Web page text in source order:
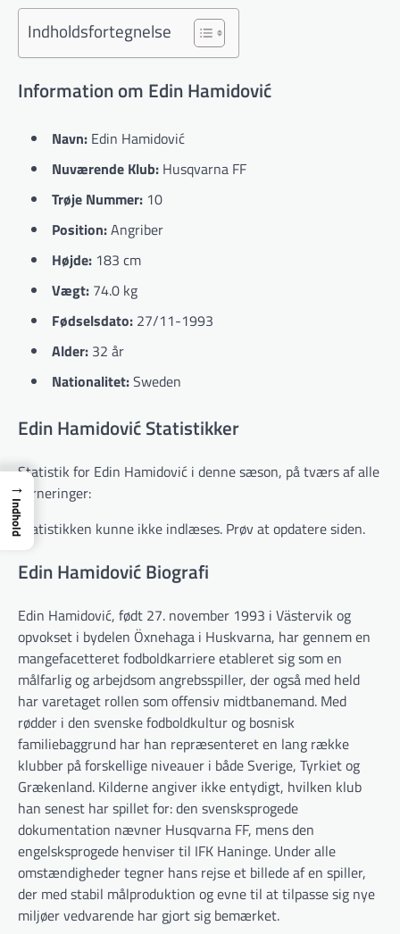
Indholdsfortegnelse
Information om Edin Hamidović
Navn: Edin Hamidović
Nuværende Klub: Husqvarna FF
Trøje Nummer: 10
Position:Angriber
Højde: 183 cm
Vægt: 74.0 kg
Fødselsdato: 27/11-1993
Alder: 32 år
Nationalitet:Sweden
Edin Hamidović Statistikker
Statistik for Edin Hamidović i denne sæson, på tværs af alle
turneringer:
Statistikken kunne ikke indlæses. Prøv at opdatere siden.
Edin Hamidović Biografi
Edin Hamidović, født 27. november 1993 i Västervik og
opvokset i bydelen Öxnehaga i Huskvarna, har gennem en
mangefacetteret fodboldkarriere etableret sig som en
målfarlig og arbejdsom angrebsspiller, der også med held
har varetaget rollen som offensiv midtbanemand. Med
rødder i den svenske fodboldkultur og bosnisk
familiebaggrund har han repræsenteret en lang række
klubber på forskellige niveauer i både Sverige, Tyrkiet og
Grækenland. Kilderne angiver ikke entydigt, hvilken klub
han senest har spillet for: den svensksprogede
dokumentation nævner Husqvarna FF, mens den
engelsksprogede henviser til IFK Haninge. Under alle
omstændigheder tegner hans rejse et billede af en spiller,
der med stabil målproduktion og evne til at tilpasse sig nye
miljøer vedvarende har gjort sig bemærket.
→
Indhold